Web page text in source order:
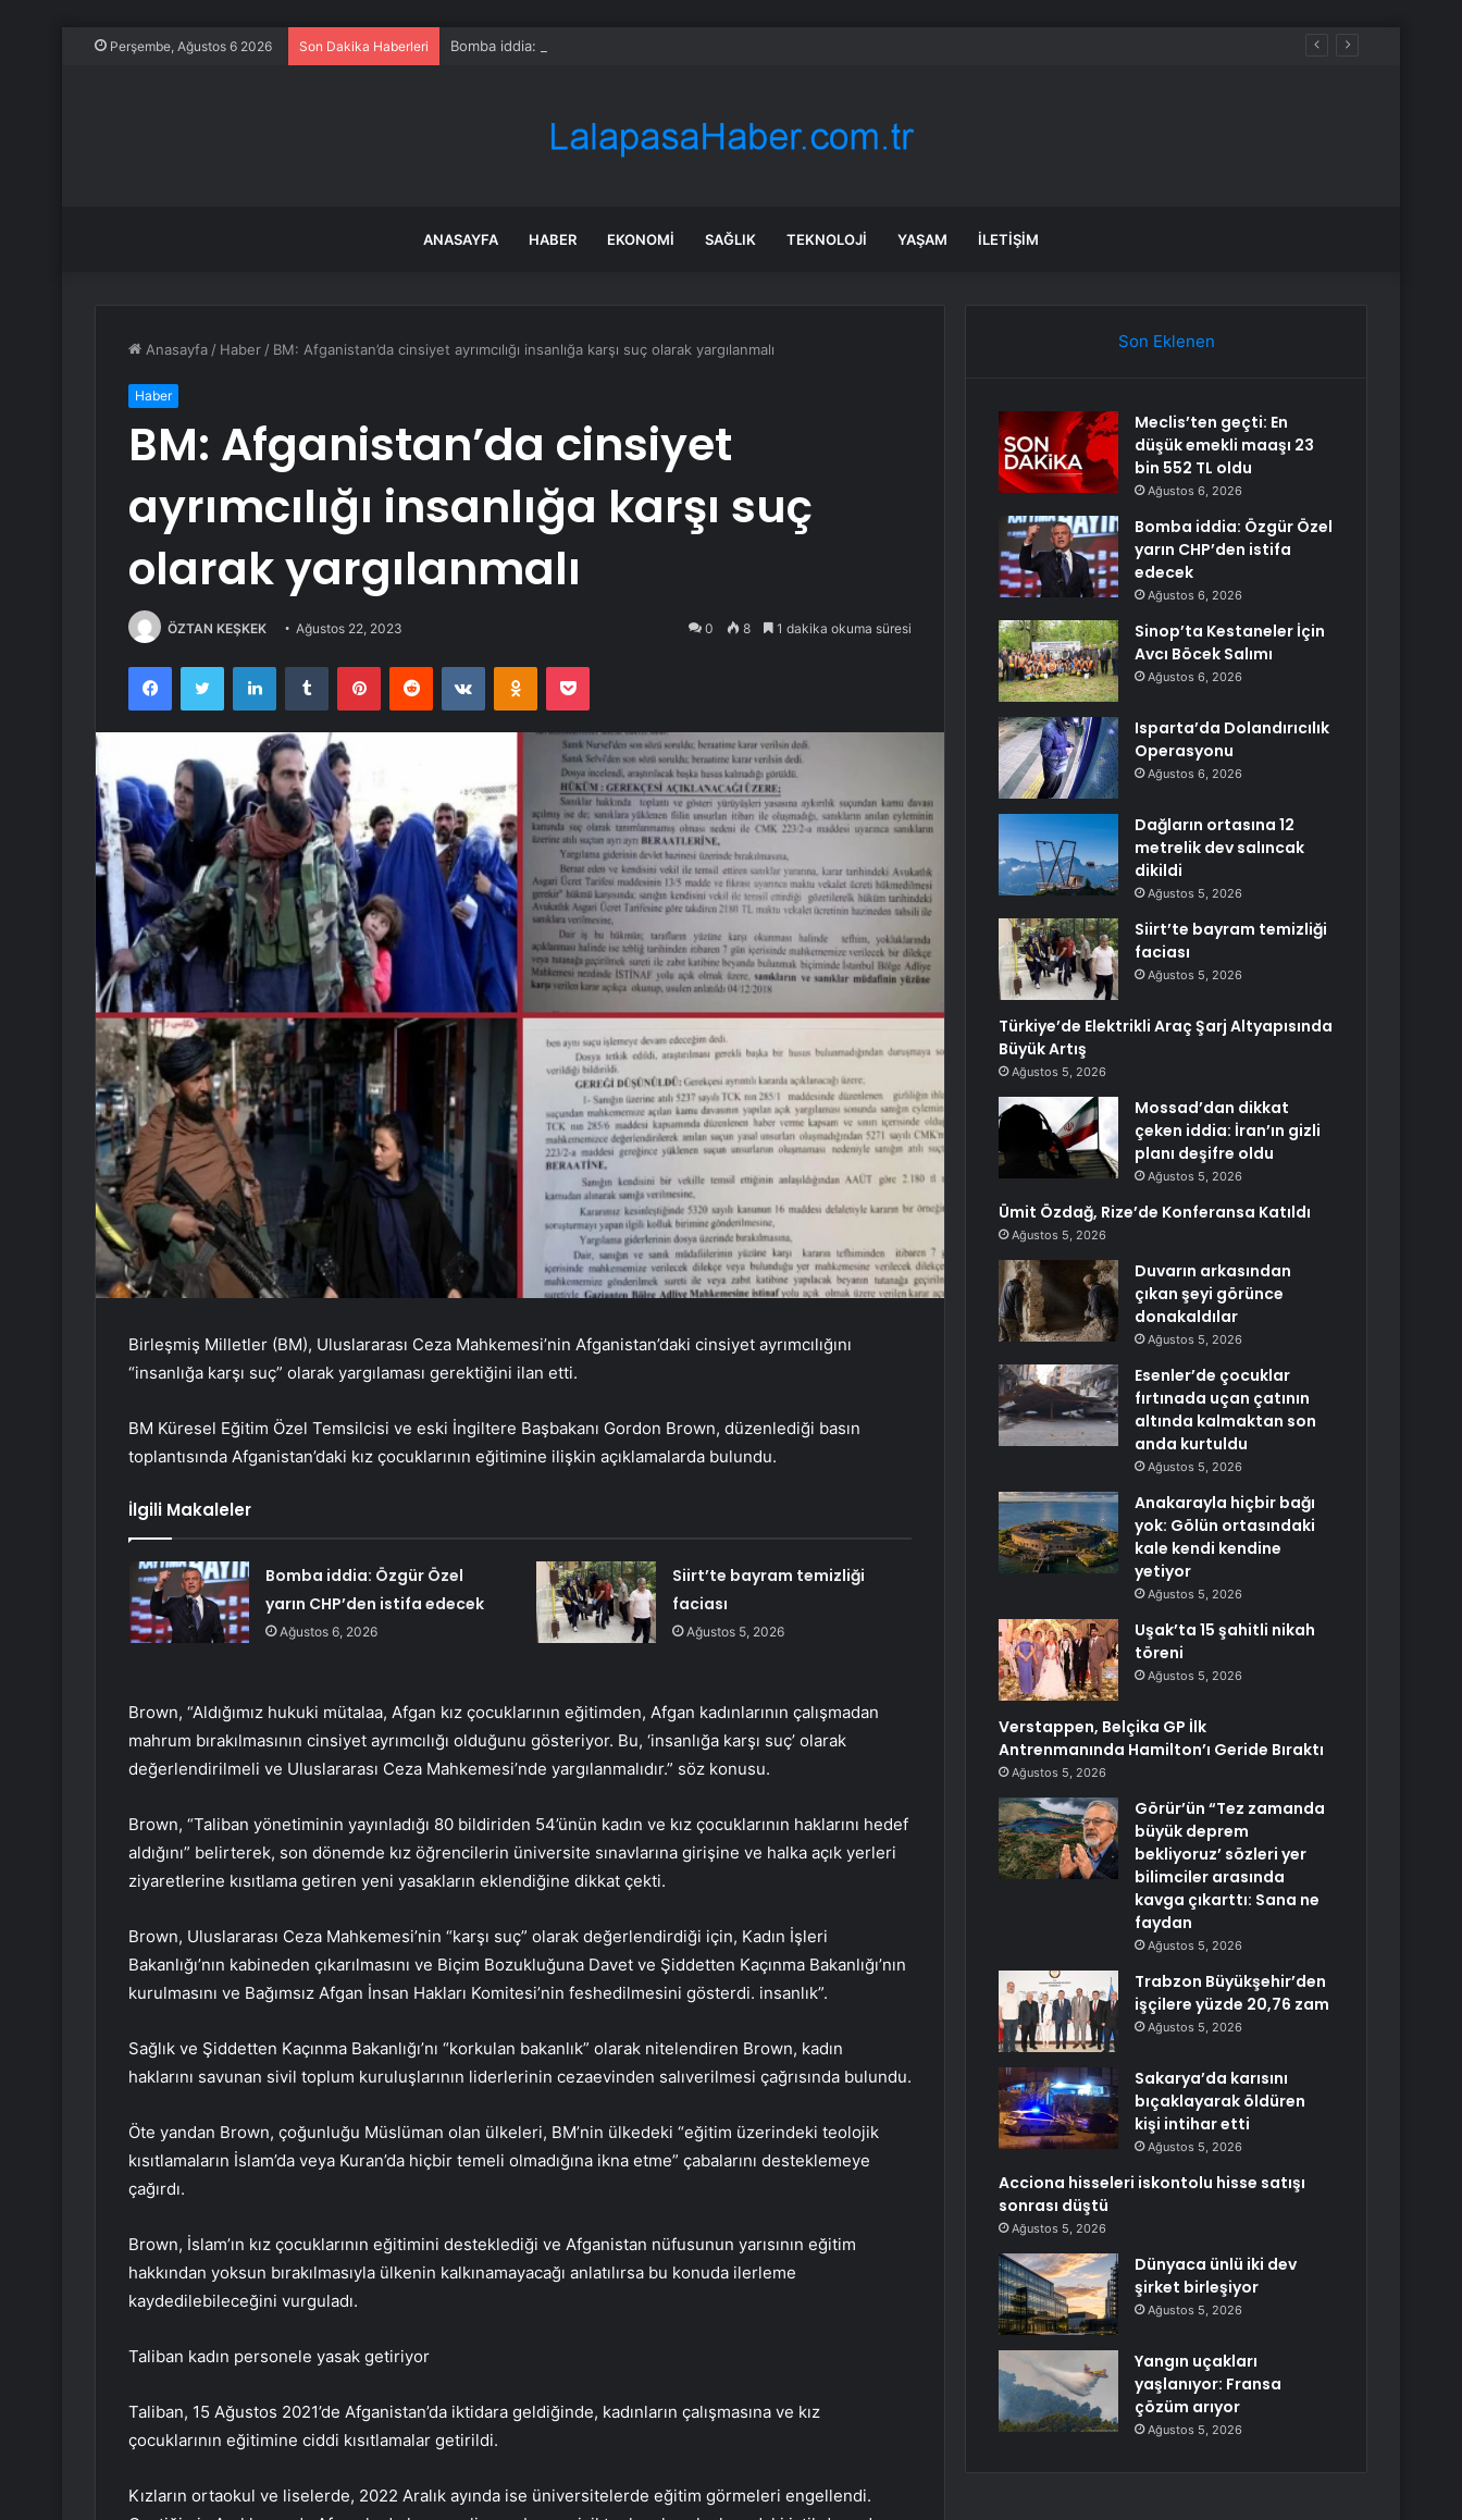
Perşembe, Ağustos 6 2026 Son Dakika Haberleri Bomba iddia: Özgür Özel yarın CHP’den istifa edecek
ANASAYFA HABER EKONOMI SAĞLIK TEKNOLOJI YAŞAM İLETIŞIM
Anasayfa / Haber / BM: Afganistan’da cinsiyet ayrımcılığı insanlığa karşı suç olarak yargılanmalı
Haber
BM: Afganistan’da cinsiyet
ayrımcılığı insanlığa karşı suç
olarak yargılanmalı
ÖZTAN KEŞKEK Ağustos 22, 2023 0 8 1 dakika okuma süresi
FacebookTwitter LinkedInTumblr PinterestReddit VKontakteOdnoklassniki
Pocket
Birleşmiş Milletler (BM), Uluslararası Ceza Mahkemesi’nin Afganistan’daki cinsiyet ayrımcılığını
“insanlığa karşı suç” olarak yargılaması gerektiğini ilan etti.
BM Küresel Eğitim Özel Temsilcisi ve eski İngiltere Başbakanı Gordon Brown, düzenlediği basın
toplantısında Afganistan’daki kız çocuklarının eğitimine ilişkin açıklamalarda bulundu.
İlgili Makaleler
Bomba iddia: Özgür Özel
yarın CHP’den istifa edecek
Ağustos 6, 2026
Siirt’te bayram temizliği
faciası
Ağustos 5, 2026
Brown, “Aldığımız hukuki mütalaa, Afgan kız çocuklarının eğitimden, Afgan kadınlarının çalışmadan
mahrum bırakılmasının cinsiyet ayrımcılığı olduğunu gösteriyor. Bu, ‘insanlığa karşı suç’ olarak
değerlendirilmeli ve Uluslararası Ceza Mahkemesi’nde yargılanmalıdır.” söz konusu.
Brown, “Taliban yönetiminin yayınladığı 80 bildiriden 54’ünün kadın ve kız çocuklarının haklarını hedef
aldığını” belirterek, son dönemde kız öğrencilerin üniversite sınavlarına girişine ve halka açık yerleri
ziyaretlerine kısıtlama getiren yeni yasakların eklendiğine dikkat çekti.
Brown, Uluslararası Ceza Mahkemesi’nin “karşı suç” olarak değerlendirdiği için, Kadın İşleri
Bakanlığı’nın kabineden çıkarılmasını ve Biçim Bozukluğuna Davet ve Şiddetten Kaçınma Bakanlığı’nın
kurulmasını ve Bağımsız Afgan İnsan Hakları Komitesi’nin feshedilmesini gösterdi. insanlık”.
Sağlık ve Şiddetten Kaçınma Bakanlığı’nı “korkulan bakanlık” olarak nitelendiren Brown, kadın
haklarını savunan sivil toplum kuruluşlarının liderlerinin cezaevinden salıverilmesi çağrısında bulundu.
Öte yandan Brown, çoğunluğu Müslüman olan ülkeleri, BM’nin ülkedeki “eğitim üzerindeki teolojik
kısıtlamaların İslam’da veya Kuran’da hiçbir temeli olmadığına ikna etme” çabalarını desteklemeye
çağırdı.
Brown, İslam’ın kız çocuklarının eğitimini desteklediği ve Afganistan nüfusunun yarısının eğitim
hakkından yoksun bırakılmasıyla ülkenin kalkınamayacağı anlatılırsa bu konuda ilerleme
kaydedilebileceğini vurguladı.
Taliban kadın personele yasak getiriyor
Taliban, 15 Ağustos 2021’de Afganistan’da iktidara geldiğinde, kadınların çalışmasına ve kız
çocuklarının eğitimine ciddi kısıtlamalar getirildi.
Kızların ortaokul ve liselerde, 2022 Aralık ayında ise üniversitelerde eğitim görmeleri engellendi.
Son Eklenen
Meclis’ten geçti: En
düşük emekli maaşı 23
bin 552 TL oldu
Ağustos 6, 2026
Bomba iddia: Özgür Özel
yarın CHP’den istifa
edecek
Ağustos 6, 2026
Sinop’ta Kestaneler İçin
Avcı Böcek Salımı
Ağustos 6, 2026
Isparta’da Dolandırıcılık
Operasyonu
Ağustos 6, 2026
Dağların ortasına 12
metrelik dev salıncak
dikildi
Ağustos 5, 2026
Siirt’te bayram temizliği
faciası
Ağustos 5, 2026
Türkiye’de Elektrikli Araç Şarj Altyapısında
Büyük Artış
Ağustos 5, 2026
Mossad’dan dikkat
çeken iddia: İran’ın gizli
planı deşifre oldu
Ağustos 5, 2026
Ümit Özdağ, Rize’de Konferansa Katıldı
Ağustos 5, 2026
Duvarın arkasından
çıkan şeyi görünce
donakaldılar
Ağustos 5, 2026
Esenler’de çocuklar
fırtınada uçan çatının
altında kalmaktan son
anda kurtuldu
Ağustos 5, 2026
Anakarayla hiçbir bağı
yok: Gölün ortasındaki
kale kendi kendine
yetiyor
Ağustos 5, 2026
Uşak’ta 15 şahitli nikah
töreni
Ağustos 5, 2026
Verstappen, Belçika GP İlk
Antrenmanında Hamilton’ı Geride Bıraktı
Ağustos 5, 2026
Görür’ün “Tez zamanda
büyük deprem
bekliyoruz’ sözleri yer
bilimciler arasında
kavga çıkarttı: Sana ne
faydan
Ağustos 5, 2026
Trabzon Büyükşehir’den
işçilere yüzde 20,76 zam
Ağustos 5, 2026
Sakarya’da karısını
bıçaklayarak öldüren
kişi intihar etti
Ağustos 5, 2026
Acciona hisseleri iskontolu hisse satışı
sonrası düştü
Ağustos 5, 2026
Dünyaca ünlü iki dev
şirket birleşiyor
Ağustos 5, 2026
Yangın uçakları
yaşlanıyor: Fransa
çözüm arıyor
Ağustos 5, 2026